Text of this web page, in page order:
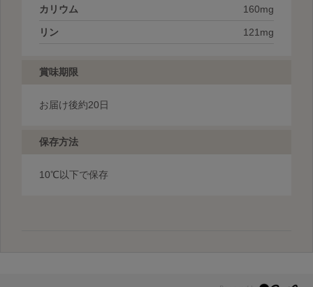
カリウム 160mg
リン 121mg
賞味期限
お届け後約20日
保存方法
10℃以下で保存